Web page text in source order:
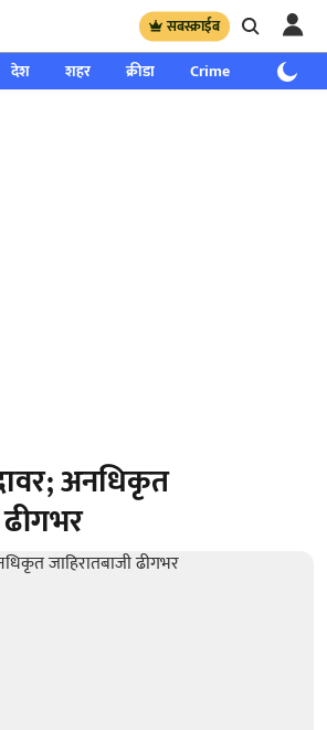
सबस्क्राईब
देश शहर क्रीडा Crime साप्ताहिक
अनधिकृत